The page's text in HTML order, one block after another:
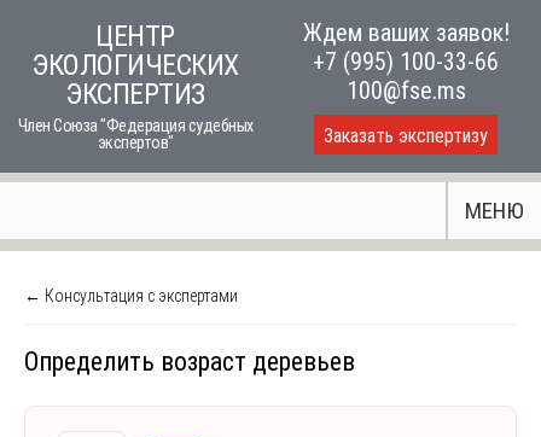
content
ЦЕНТР
ЭКОЛОГИЧЕСКИХ
ЭКСПЕРТИЗ
Член Союза "Федерация судебных
экспертов"
Ждем ваших заявок!
+7 (995) 100-33-66
100@fse.ms
Заказать экспертизу
МЕНЮ
← Консультация с экспертами
Определить возраст деревьев